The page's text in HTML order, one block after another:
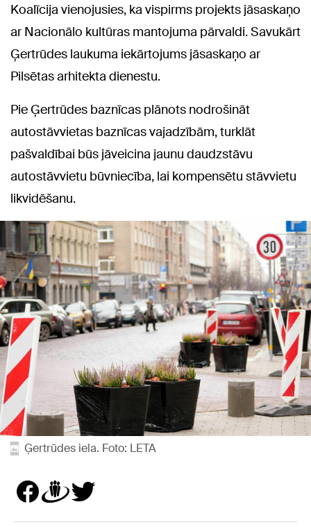
Koalīcija vienojusies, ka vispirms projekts jāsaskaņo
ar Nacionālo kultūras mantojuma pārvaldi. Savukārt
Ģertrūdes laukuma iekārtojums jāsaskaņo ar
Pilsētas arhitekta dienestu.
Pie Ģertrūdes baznīcas plānots nodrošināt
autostāvvietas baznīcas vajadzībām, turklāt
pašvaldībai būs jāveicina jaunu daudzstāvu
autostāvvietu būvniecība, lai kompensētu stāvvietu
likvidēšanu.
Ģertrūdes iela. Foto: LETA